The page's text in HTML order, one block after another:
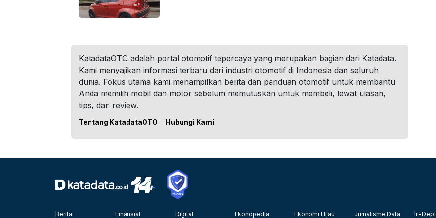
KatadataOTO adalah portal otomotif tepercaya yang merupakan bagian dari Katadata.
Kami menyajikan informasi terbaru dari industri otomotif di Indonesia dan seluruh
dunia. Fokus utama kami menampilkan berita dan panduan otomotif untuk membantu
Anda memilih mobil dan motor sebelum memutuskan untuk membeli, lewat ulasan,
tips, dan review.
Tentang KatadataOTO Hubungi Kami
Berita Finansial Digital Ekonopedia Ekonomi Hijau Jurnalisme Data In-